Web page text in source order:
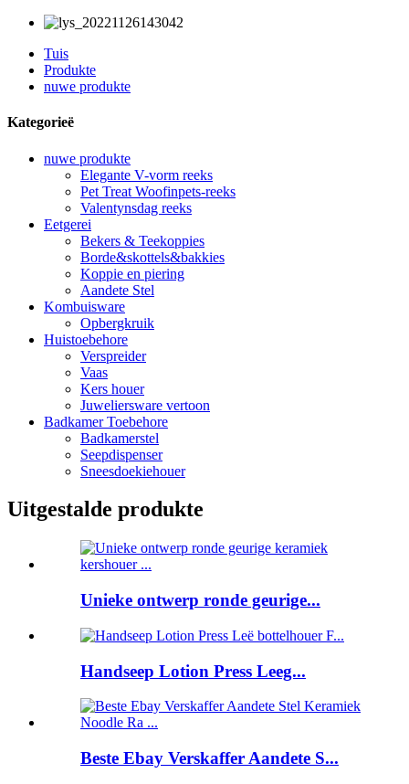
Tuis
Produkte
nuwe produkte
Kategorieë
nuwe produkte
Elegante V-vorm reeks
Pet Treat Woofinpets-reeks
Valentynsdag reeks
Eetgerei
Bekers & Teekoppies
Borde&skottels&bakkies
Koppie en piering
Aandete Stel
Kombuisware
Opbergkruik
Huistoebehore
Verspreider
Vaas
Kers houer
Juweliersware vertoon
Badkamer Toebehore
Badkamerstel
Seepdispenser
Sneesdoekiehouer
Uitgestalde produkte
Unieke ontwerp ronde geurige...
Handseep Lotion Press Leeg...
Beste Ebay Verskaffer Aandete S...